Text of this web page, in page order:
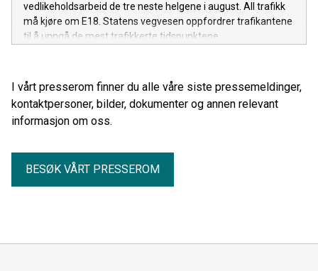
vedlikeholdsarbeid de tre neste helgene i august. All trafikk
må kjøre om E18. Statens vegvesen oppfordrer trafikantene
til å unngå de mest trafikkerte tidspunktene.
I vårt presserom finner du alle våre siste pressemeldinger,
kontaktpersoner, bilder, dokumenter og annen relevant
informasjon om oss.
BESØK VÅRT PRESSEROM